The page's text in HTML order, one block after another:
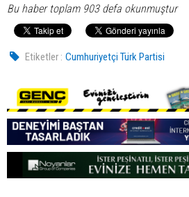
Bu haber toplam 903 defa okunmuştur
Etiketler : Cumhuriyetçi Türk Partisi